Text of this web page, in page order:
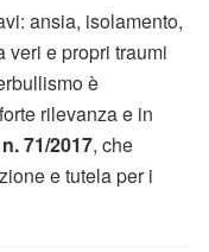
ansia, isolamento,
veri e propri traumi
è
rilevanza e in
71/2017, che
e tutela per i